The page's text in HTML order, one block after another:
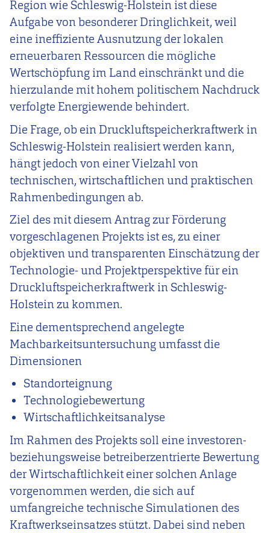
Region wie Schleswig-Holstein ist diese
Aufgabe von besonderer Dringlichkeit, weil
eine ineffiziente Ausnutzung der lokalen
erneuerbaren Ressourcen die mögliche
Wertschöpfung im Land einschränkt und die
hierzulande mit hohem politischem Nachdruck
verfolgte Energiewende behindert.
Die Frage, ob ein Druckluftspeicherkraftwerk in
Schleswig-Holstein realisiert werden kann,
hängt jedoch von einer Vielzahl von
technischen, wirtschaftlichen und praktischen
Rahmenbedingungen ab.
Ziel des mit diesem Antrag zur Förderung
vorgeschlagenen Projekts ist es, zu einer
objektiven und transparenten Einschätzung der
Technologie- und Projektperspektive für ein
Druckluftspeicherkraftwerk in Schleswig-
Holstein zu kommen.
Eine dementsprechend angelegte
Machbarkeitsuntersuchung umfasst die
Dimensionen
Standorteignung
Technologiebewertung
Wirtschaftlichkeitsanalyse
Im Rahmen des Projekts soll eine investoren-
beziehungsweise betreiberzentrierte Bewertung
der Wirtschaftlichkeit einer solchen Anlage
vorgenommen werden, die sich auf
umfangreiche technische Simulationen des
Kraftwerkseinsatzes stützt. Dabei sind neben